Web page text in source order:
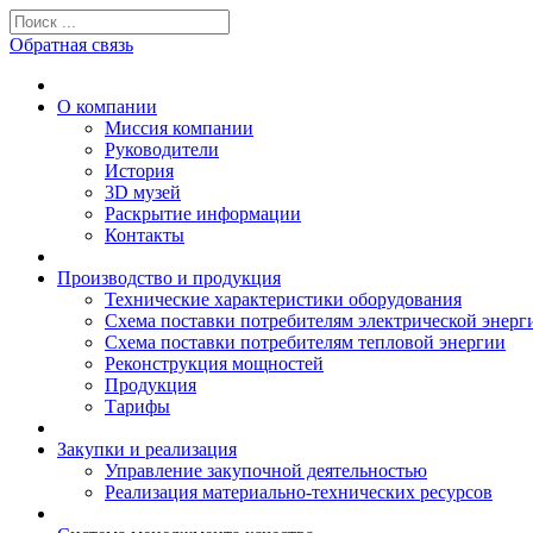
Обратная связь
О компании
Миссия компании
Руководители
История
3D музей
Раскрытие информации
Контакты
Производство и продукция
Технические характеристики оборудования
Схема поставки потребителям электрической
Схема поставки потребителям тепловой энергии
Реконструкция мощностей
Продукция
Тарифы
Закупки и реализация
Управление закупочной деятельностью
Реализация материально-технических ресурсов